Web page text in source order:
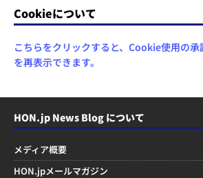
Cookieについて
こちらをクリックすると、Cookie使用の
を再表示できます。
HON.jp News Blog について
メディア概要
HON.jpメールマガジン